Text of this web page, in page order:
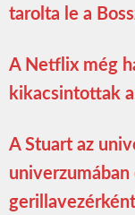
tarolta le a
A Netflix még
kikacsintottak
A Stuart az